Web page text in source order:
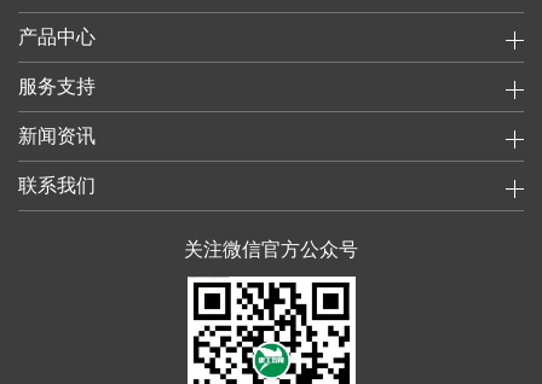
产品中心
服务支持
新闻资讯
联系我们
关注微信官方公众号